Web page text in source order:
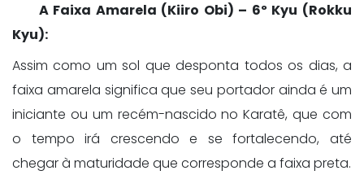
A Faixa Amarela (Kiiro Obi) – 6º Kyu (Rokku
Kyu):
Assim como um sol que desponta todos os dias, a
faixa amarela significa que seu portador ainda é um
iniciante ou um recém-nascido no Karatê, que com
o tempo irá crescendo e se fortalecendo, até
chegar à maturidade que corresponde a faixa preta.